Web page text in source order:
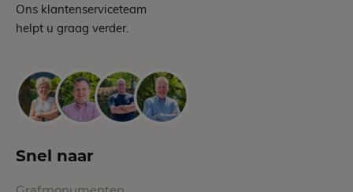
Ons klantenserviceteam
helpt u graag verder.
Snel naar